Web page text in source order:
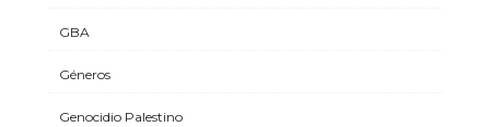
GBA
Géneros
Genocidio Palestino